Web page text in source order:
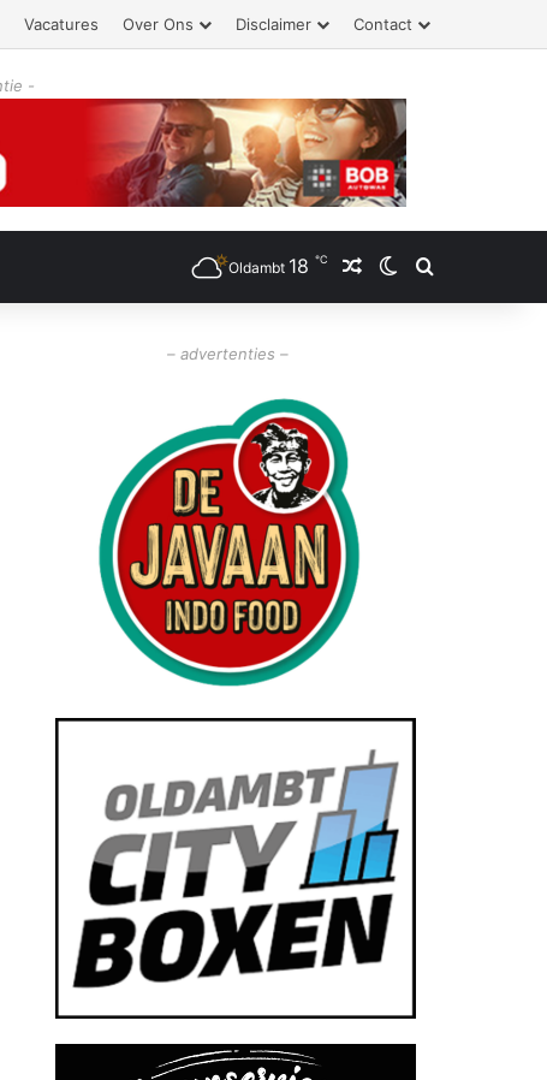
Vacatures Over Ons Disclaimer Contact
-
Oldambt 18 ℃ Willekeurig artikel
Switch skin
Zoeken
– advertenties –